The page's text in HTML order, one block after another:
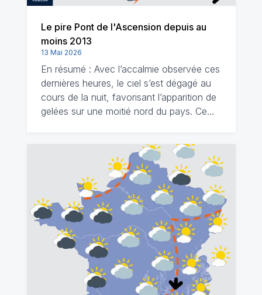
Le pire Pont de l'Ascension depuis au
moins 2013
13 Mai 2026
En résumé : Avec l’accalmie observée ces
dernières heures, le ciel s’est dégagé au
cours de la nuit, favorisant l’apparition de
gelées sur une moitié nord du pays. Ce…